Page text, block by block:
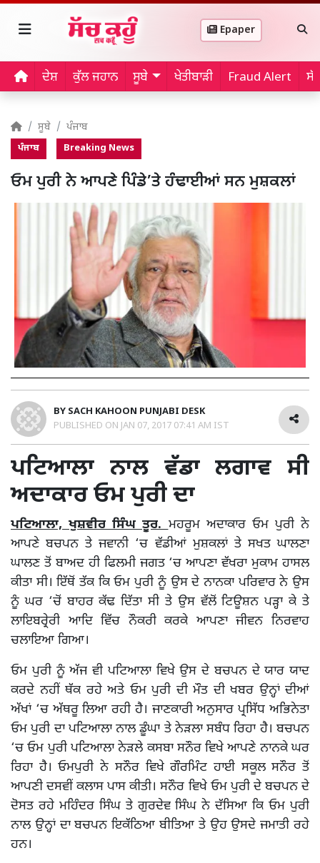
Epaper
ਦੇਸ਼ ਕੁੱਲ ਜਹਾਨ ਸੂਬੇ ਖੇਤੀਬਾੜੀ Fraud Alert
ਸੂਬੇ ਪੰਜਾਬ
ਪੰਜਾਬ Breaking News
ਓਮ ਪੁਰੀ ਨੇ ਆਪਣੇ ਪਿੰਡੇ’ਤੇ ਹੰਢਾਈਆਂ ਸਨ ਮੁਸ਼ਕਲਾਂ
BY SACH KAHOON PUNJABI DESK
PUBLISHED ON JAN 07, 2017 07:41 AM IST
ਪਟਿਆਲਾ ਨਾਲ ਵੱਡਾ ਲਗਾਵ ਸੀ
ਅਦਾਕਾਰ ਓਮ ਪੁਰੀ ਦਾ
ਪਟਿਆਲਾ, ਖੁਸ਼ਵੀਰ ਸਿੰਘ ਤੂਰ.ਮਹਰੂਮ ਅਦਾਕਾਰ ਓਮ ਪੁਰੀ ਨੇ
ਆਪਣੇ ਬਚਪਨ ਤੇ ਜਵਾਨੀ ‘ਚ ਵੱਡੀਆਂ ਮੁਸ਼ਕਲਾਂ ਤੇ ਸਖਤ ਘਾਲਣਾ
ਘਾਲਣ ਤੋਂ ਬਾਅਦ ਹੀ ਫਿਲਮੀ ਜਗਤ ‘ਚ ਆਪਣਾ ਵੱਖਰਾ ਮੁਕਾਮ ਹਾਸਲ
ਕੀਤਾ ਸੀ। ਇੱਥੋਂ ਤੱਕ ਕਿ ਓਮ ਪੁਰੀ ਨੂੰ ਉਸ ਦੇ ਨਾਨਕਾ ਪਰਿਵਾਰ ਨੇ ਉਸ
ਨੂੰ ਘਰ ‘ਚੋਂ ਬਾਹਰ ਕੱਢ ਦਿੱਤਾ ਸੀ ਤੇ ਉਸ ਵੱਲੋਂ ਟਿਊਸ਼ਨ ਪੜ੍ਹਾ ਕੇ ਤੇ
ਲਾਇਬਰ੍ਰੇਰੀ ਆਦਿ ਵਿੱਚ ਨੌਕਰੀ ਕਰਕੇ ਆਪਣਾ ਜੀਵਨ ਨਿਰਵਾਹ
ਚਲਾਇਆ ਗਿਆ।
ਓਮ ਪੁਰੀ ਨੂੰ ਅੱਜ ਵੀ ਪਟਿਆਲਾ ਵਿਖੇ ਉਸ ਦੇ ਬਚਪਨ ਦੇ ਯਾਰ ਯਾਦ
ਕਰਦੇ ਨਹੀਂ ਥੱਕ ਰਹੇ ਅਤੇ ਓਮ ਪੁਰੀ ਦੀ ਮੌਤ ਦੀ ਖਬਰ ਉਨ੍ਹਾਂ ਦੀਆਂ
ਅੱਖਾਂ ‘ਚ ਅੱਥਰੂ ਲਿਆ ਰਹੀ ਹੈ। ਜਾਣਕਾਰੀ ਅਨੁਸਾਰ ਪ੍ਰਸਿੱਧ ਅਭਿਨੇਤਾ
ਓਮ ਪੁਰੀ ਦਾ ਪਟਿਆਲਾ ਨਾਲ ਡੂੰਘਾ ਤੇ ਨੇੜਲਾ ਸਬੰਧ ਰਿਹਾ ਹੈ। ਬਚਪਨ
‘ਚ ਓਮ ਪੁਰੀ ਪਟਿਆਲਾ ਨੇੜਲੇ ਕਸਬਾ ਸਨੌਰ ਵਿਖੇ ਆਪਣੇ ਨਾਨਕੇ ਘਰ
ਰਿਹਾ ਹੈ। ਓਮਪੁਰੀ ਨੇ ਸਨੌਰ ਵਿਖੇ ਗੌਰਮਿੰਟ ਹਾਈ ਸਕੂਲ ਸਨੌਰ ਤੋਂ
ਆਪਣੀ ਦਸਵੀਂ ਕਲਾਸ ਪਾਸ ਕੀਤੀ। ਸਨੌਰ ਵਿਖੇ ਓਮ ਪੁਰੀ ਦੇ ਬਚਪਨ ਦੇ
ਦੋਸਤ ਰਹੇ ਮਹਿੰਦਰ ਸਿੰਘ ਤੇ ਗੁਰਦੇਵ ਸਿੰਘ ਨੇ ਦੱਸਿਆ ਕਿ ਓਮ ਪੁਰੀ
ਨਾਲ ਉਨ੍ਹਾਂ ਦਾ ਬਚਪਨ ਇਕੱਠਿਆ ਬੀਤਿਆ ਤੇ ਉਹ ਉਸਦੇ ਜਮਾਤੀ ਰਹੇ
ਹਨ।